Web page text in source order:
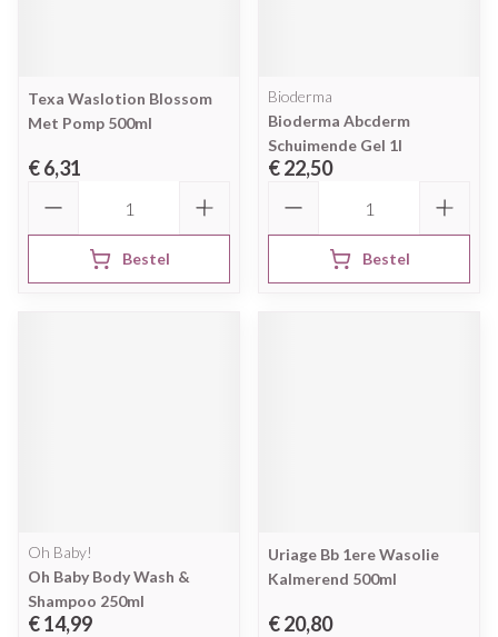
Texa Waslotion Blossom
Met Pomp 500ml
€ 6,31
Bestel
Bioderma
Bioderma Abcderm
Schuimende Gel 1l
€ 22,50
Bestel
Oh Baby!
Oh Baby Body Wash &
Shampoo 250ml
€ 14,99
Uriage Bb 1ere Wasolie
Kalmerend 500ml
€ 20,80